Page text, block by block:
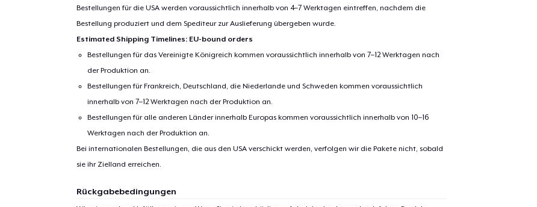
Bestellungen für die USA werden voraussichtlich innerhalb von 4–7 Werktagen eintreffen, nachdem die
Bestellung produziert und dem Spediteur zur Auslieferung übergeben wurde.
Estimated Shipping Timelines: EU-bound orders
Bestellungen für das Vereinigte Königreich kommen voraussichtlich innerhalb von 7–12 Werktagen nach
der Produktion an.
Bestellungen für Frankreich, Deutschland, die Niederlande und Schweden kommen voraussichtlich
innerhalb von 7–12 Werktagen nach der Produktion an.
Bestellungen für alle anderen Länder innerhalb Europas kommen voraussichtlich innerhalb von 10–16
Werktagen nach der Produktion an.
Bei internationalen Bestellungen, die aus den USA verschickt werden, verfolgen wir die Pakete nicht, sobald
sie ihr Zielland erreichen.
Rückgabebedingungen